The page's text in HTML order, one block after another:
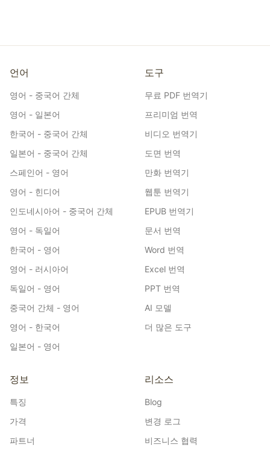
언어
영어 - 중국어 간체
영어 - 일본어
한국어 - 중국어 간체
일본어 - 중국어 간체
스페인어 - 영어
영어 - 힌디어
인도네시아어 - 중국어 간체
영어 - 독일어
한국어 - 영어
영어 - 러시아어
독일어 - 영어
중국어 간체 - 영어
영어 - 한국어
일본어 - 영어
도구
무료 PDF 번역기
프리미엄 번역
비디오 번역기
도면 번역
만화 번역기
웹툰 번역기
EPUB 번역기
문서 번역
Word 번역
Excel 번역
PPT 번역
AI 모델
더 많은 도구
정보
특징
가격
파트너
리소스
Blog
변경 로그
비즈니스 협력